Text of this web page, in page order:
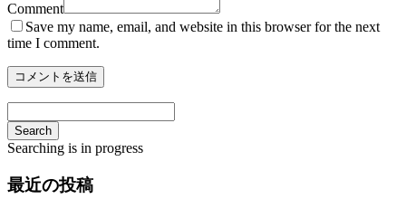
Comment
Save my name, email, and website in this browser for the next
time I comment.
Search
Searching is in progress
最近の投稿